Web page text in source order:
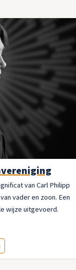
van Carl Philipp
vader en zoon. Een
wijze uitgevoerd.